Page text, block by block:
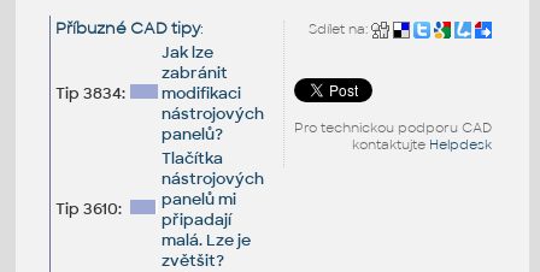
Sdílet na:
Pro technickou podporu CAD
kontaktujte Helpdesk
Příbuzné CAD tipy:
Tip 3834:
Jak lze
zabránit
modifikaci
nástrojových
panelů?
Tip 3610:
Tlačítka
nástrojových
panelů mi
připadají
malá. Lze je
zvětšit?